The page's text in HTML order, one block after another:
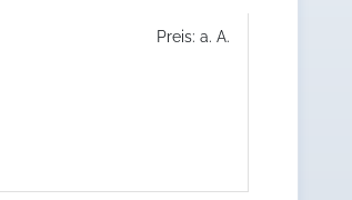
Preis: a. A.